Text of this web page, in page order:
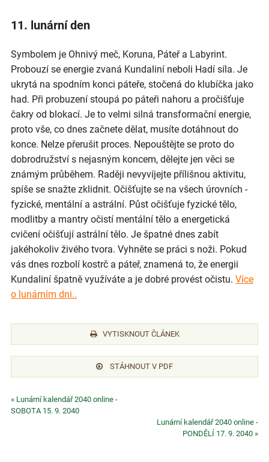
11. lunární den
Symbolem je Ohnivý meč, Koruna, Páteř a Labyrint.
Probouzí se energie zvaná Kundaliní neboli Hadí síla. Je
ukrytá na spodním konci páteře, stočená do klubíčka jako
had. Při probuzení stoupá po páteři nahoru a pročišťuje
čakry od blokací. Je to velmi silná transformační energie,
proto vše, co dnes začnete dělat, musíte dotáhnout do
konce. Nelze přerušit proces. Nepouštějte se proto do
dobrodružství s nejasným koncem, dělejte jen věci se
známým průběhem. Raději nevyvíjejte přílišnou aktivitu,
spíše se snažte zklidnit. Očišťujte se na všech úrovních -
fyzické, mentální a astrální. Půst očišťuje fyzické tělo,
modlitby a mantry očistí mentální tělo a energetická
cvičení očišťují astrální tělo. Je špatné dnes zabít
jakéhokoliv živého tvora. Vyhněte se práci s noži. Pokud
vás dnes rozbolí kostrč a páteř, znamená to, že energii
Kundaliní špatně využíváte a je dobré provést očistu. Více
o lunárním dni..
VYTISKNOUT ČLÁNEK
STÁHNOUT V PDF
« Lunární kalendář 2040 online -
SOBOTA 15. 9. 2040
Lunární kalendář 2040 online -
PONDĚLÍ 17. 9. 2040 »